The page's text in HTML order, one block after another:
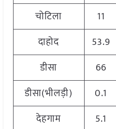
चोटिला
11
दाहोद
53.9
डीसा
66
डीसा(भीलड़ी)
0.1
देहगाम
5.1